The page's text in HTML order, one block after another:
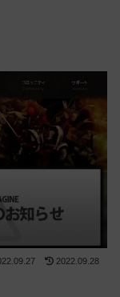
2022.09.28